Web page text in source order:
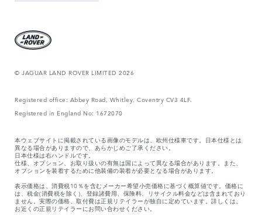
© JAGUAR LAND ROVER LIMITED 2026
Registered office: Abbey Road, Whitley, Coventry CV3 4LF.
Registered in England No: 1672070
本ウェブサイトに掲載されている画像のモデルは、欧州仕様車です。日本仕様とは
異なる場合がありますので、あらかじめご了承ください。
日本仕様は右ハンドルです。
仕様、オプション、お取り扱いの有無は国によって異なる場合があります。また、
オプションを装着するために他装備の装着が必要となる場合があります。
表示価格は、消費税10％を含むメーカー希望小売価格に基づく概算値です。価格に
は、税金(消費税を除く)、登録諸費用、保険料、リサイクル料金などは含まれており
ません。実際の価格、取付費は正規リテイラーが独自に定めています。詳しくは、
お近くの正規リテイラーにお問い合わせください。